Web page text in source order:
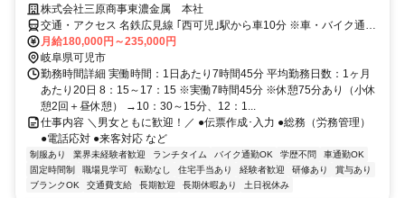
株式会社三原商事東濃金属 本社
交通・アクセス 名鉄広見線 ｢西可児｣駅から車10分 ※車・バイク通勤
OK/駐車場あり
月給180,000円～235,000円
岐阜県可児市
勤務時間詳細 実働時間：1日あたり7時間45分 平均勤務日数：1ヶ月
あたり20日 8：15～17：15 ※実働7時間45分 ※休憩75分あり（小休
憩2回＋昼休憩） →10：30～15分、12：1...
仕事内容 ＼男女ともに歓迎！／ ●伝票作成･入力 ●総務（労務管理）
●電話応対 ●来客対応 など
制服あり 業界未経験者歓迎 ランチタイム バイク通勤OK 学歴不問
車通勤OK
固定時間制
職場見学可 転勤なし 住宅手当あり 経験者歓迎 研修あり
賞与あり
ブランクOK
交通費支給 長期歓迎 長期休暇あり 土日祝休み